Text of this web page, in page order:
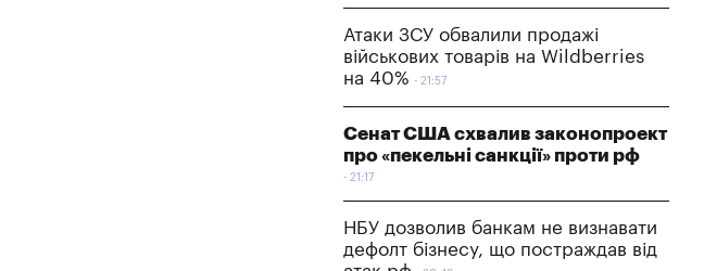
Атаки ЗСУ обвалили продажі
військових товарів на Wildberries
на 40%
21:57
Сенат США схвалив законопроект
про «пекельні санкції» проти рф
21:17
НБУ дозволив банкам не визнавати
дефолт бізнесу, що постраждав від